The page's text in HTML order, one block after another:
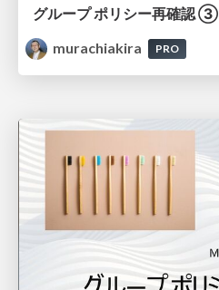
グループ ポリシー再確認 ③
murachiakira
PRO